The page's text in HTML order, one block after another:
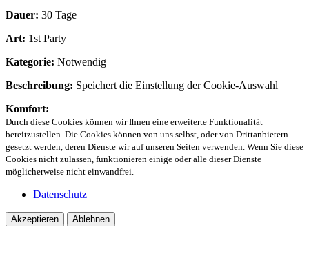
Dauer: 30 Tage
Art: 1st Party
Kategorie: Notwendig
Beschreibung: Speichert die Einstellung der Cookie-Auswahl
Komfort:
Durch diese Cookies können wir Ihnen eine erweiterte Funktionalität
bereitzustellen. Die Cookies können von uns selbst, oder von Drittanbietern
gesetzt werden, deren Dienste wir auf unseren Seiten verwenden. Wenn Sie diese
Cookies nicht zulassen, funktionieren einige oder alle dieser Dienste
möglicherweise nicht einwandfrei.
Datenschutz
Akzeptieren Ablehnen